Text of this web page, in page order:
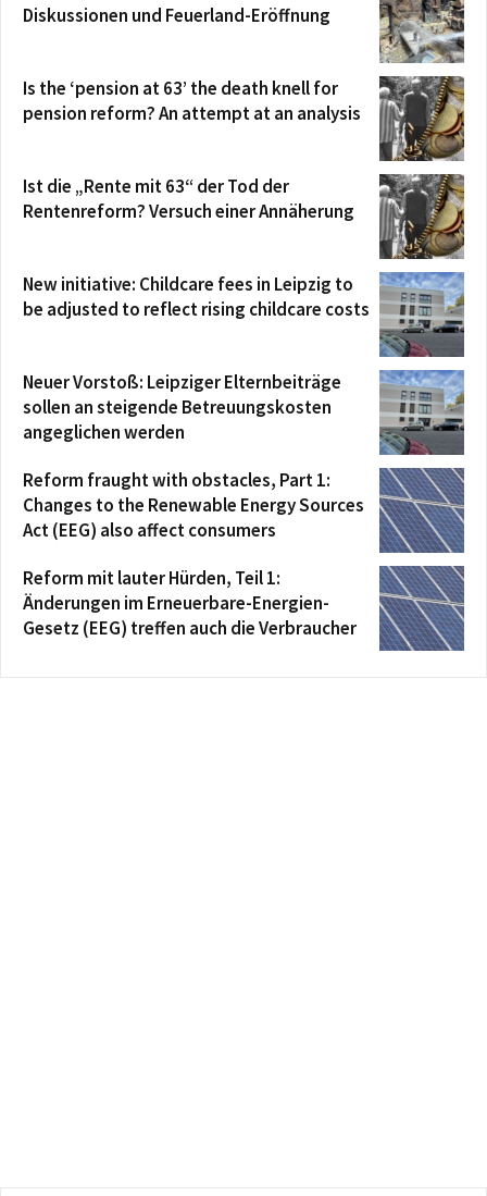
Diskussionen und Feuerland-Eröffnung
Is the ‘pension at 63’ the death knell for
pension reform? An attempt at an analysis
Ist die „Rente mit 63“ der Tod der
Rentenreform? Versuch einer Annäherung
New initiative: Childcare fees in Leipzig to
be adjusted to reflect rising childcare costs
Neuer Vorstoß: Leipziger Elternbeiträge
sollen an steigende Betreuungskosten
angeglichen werden
Reform fraught with obstacles, Part 1:
Changes to the Renewable Energy Sources
Act (EEG) also affect consumers
Reform mit lauter Hürden, Teil 1:
Änderungen im Erneuerbare-Energien-
Gesetz (EEG) treffen auch die Verbraucher